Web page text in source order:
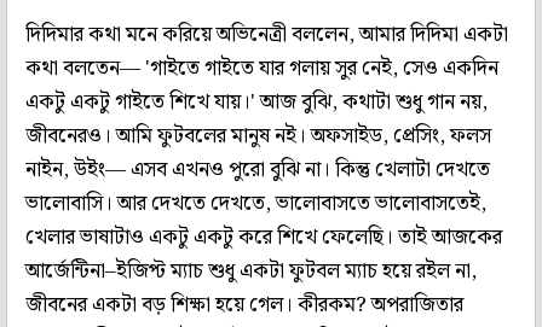
দিদিমার কথা মনে করিয়ে অভিনেত্রী বললেন, আমার দিদিমা একটা
কথা বলতেন— 'গাইতে গাইতে যার গলায় সুর নেই, সেও একদিন
একটু একটু গাইতে শিখে যায়।' আজ বুঝি, কথাটা শুধু গান নয়,
জীবনেরও। আমি ফুটবলের মানুষ নই। অফসাইড, প্রেসিং, ফলস
নাইন, উইং— এসব এখনও পুরো বুঝি না। কিন্তু খেলাটা দেখতে
ভালোবাসি। আর দেখতে দেখতে, ভালোবাসতে ভালোবাসতেই,
খেলার ভাষাটাও একটু একটু করে শিখে ফেলেছি। তাই আজকের
আর্জেন্টিনা–ইজিপ্ট ম্যাচ শুধু একটা ফুটবল ম্যাচ হয়ে রইল না,
জীবনের একটা বড় শিক্ষা হয়ে গেল। কীরকম? অপরাজিতার